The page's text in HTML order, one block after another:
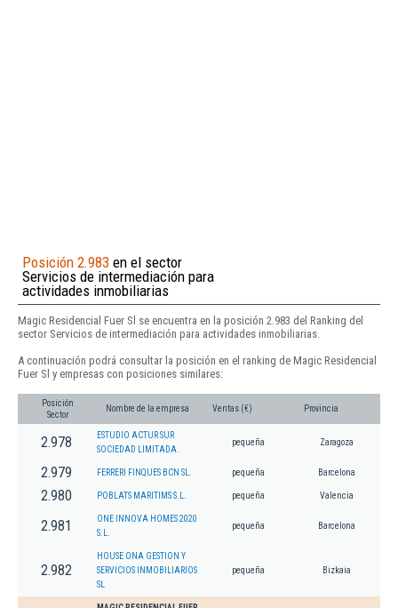
Posición 2.983 en el sector
Servicios de intermediación para
actividades inmobiliarias
Magic Residencial Fuer Sl se encuentra en la posición 2.983 del Ranking del
sector Servicios de intermediación para actividades inmobiliarias.
A continuación podrá consultar la posición en el ranking de Magic Residencial
Fuer Sl y empresas con posiciones similares:
Posición
Sector
Nombre de la empresa Ventas (€) Provincia
2.978
ESTUDIO ACTUR SUR
SOCIEDAD LIMITADA.
pequeña Zaragoza
2.979 FERRERI FINQUES BCN SL. pequeña Barcelona
2.980 POBLATS MARITIMS S.L. pequeña Valencia
2.981
ONE INNOVA HOMES 2020
S.L.
pequeña Barcelona
2.982
HOUSE ONA GESTION Y
SERVICIOS INMOBILIARIOS
SL
pequeña Bizkaia